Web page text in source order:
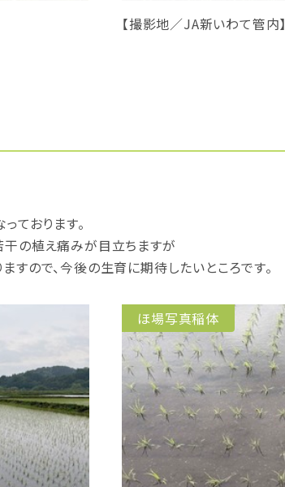
【撮影地／JA新いわて管内】
ております。
干の植え痛みが目立ちますが
すので、今後の生育に期待したいところです。
ほ場写真稲体